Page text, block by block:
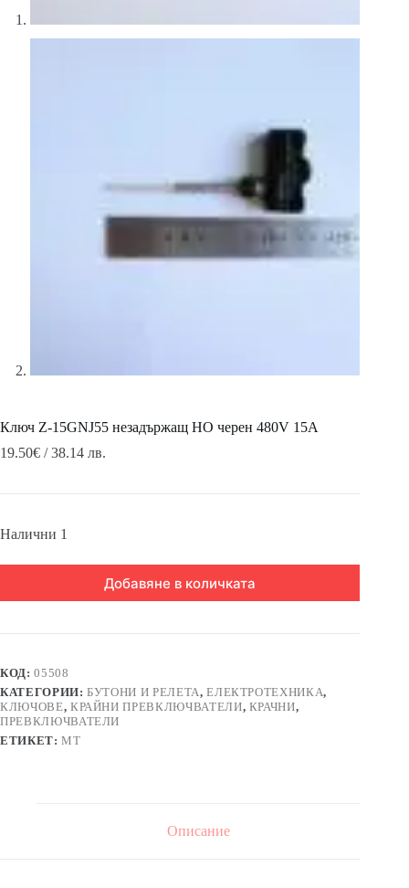
Ключ Z-15GNJ55 незадържащ НО черен 480V 15A
19.50€ / 38.14 лв.
Налични 1
Добавяне в количката
КОД:05508
КАТЕГОРИИ:БУТОНИ И РЕЛЕТА,ЕЛЕКТРОТЕХНИКА,
КЛЮЧОВЕ, КРАЙНИ ПРЕВКЛЮЧВАТЕЛИ, КРАЧНИ,
ПРЕВКЛЮЧВАТЕЛИ
ЕТИКЕТ:MT
Описание